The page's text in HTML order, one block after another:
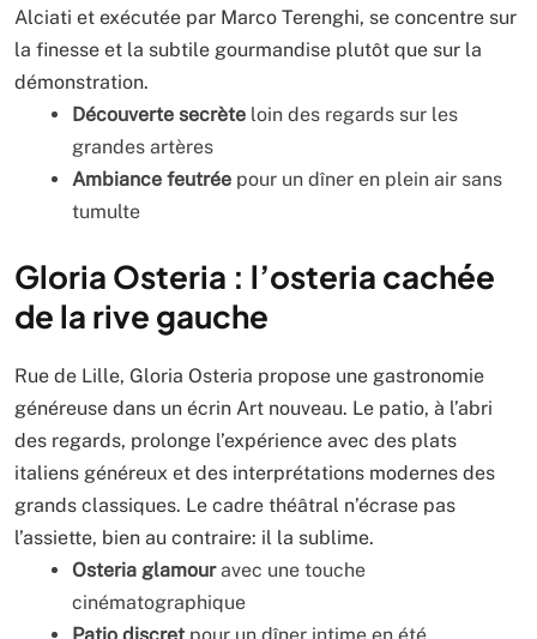
Alciati et exécutée par Marco Terenghi, se concentre sur
la finesse et la subtile gourmandise plutôt que sur la
démonstration.
Découverte secrète loin des regards sur les
grandes artères
Ambiance feutrée pour un dîner en plein air sans
tumulte
Gloria Osteria : l’osteria cachée
de la rive gauche
Rue de Lille, Gloria Osteria propose une gastronomie
généreuse dans un écrin Art nouveau. Le patio, à l’abri
des regards, prolonge l’expérience avec des plats
italiens généreux et des interprétations modernes des
grands classiques. Le cadre théâtral n’écrase pas
l’assiette, bien au contraire: il la sublime.
Osteria glamouravec une touche
cinématographique